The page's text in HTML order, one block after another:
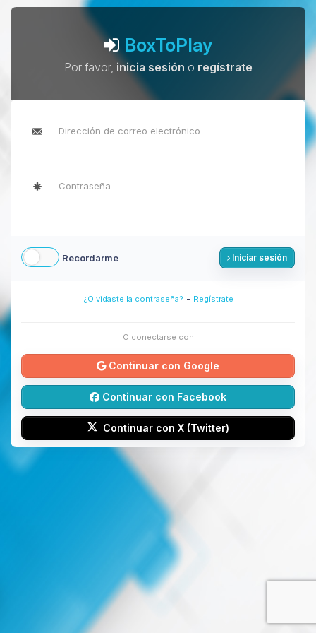
BoxToPlay
Por favor, inicia sesión o regístrate
Recordarme Iniciar sesión
¿Olvidaste la contraseña? - Regístrate
O conectarse con
Continuar con Google
Continuar con Facebook
Continuar con X (Twitter)